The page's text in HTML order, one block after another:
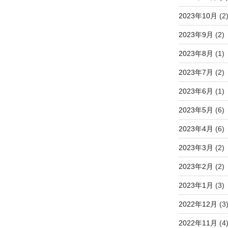
2023年10月 (2)
2023年9月 (2)
2023年8月 (1)
2023年7月 (2)
2023年6月 (1)
2023年5月 (6)
2023年4月 (6)
2023年3月 (2)
2023年2月 (2)
2023年1月 (3)
2022年12月 (3)
2022年11月 (4)